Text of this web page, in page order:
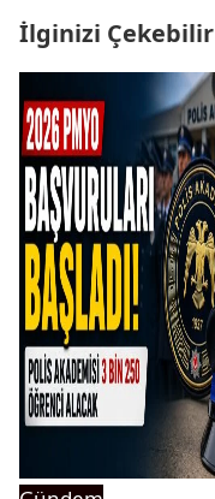
İlginizi Çekebilir